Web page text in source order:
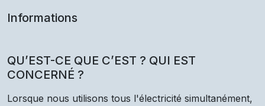
Informations
QU’EST-CE QUE C’EST ? QUI EST
CONCERNÉ ?
Lorsque nous utilisons tous l'électricité simultanément,